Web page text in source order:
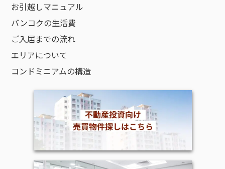
お引越しマニュアル
バンコクの生活費
ご入居までの流れ
エリアについて
コンドミニアムの構造